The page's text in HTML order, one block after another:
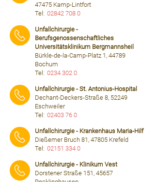
47475 Kamp-Lintfort
Tel: 02842 708 0
Unfallchirurgie -
Berufsgenossenschaftliches
Universitätsklinikum Bergmannsheil
Bürkle-de-la-Camp-Platz 1, 44789
Bochum
Tel: 0234 302 0
Unfallchirurgie - St. Antonius-Hospital
Dechant-Deckers-Straße 8, 52249
Eschweiler
Tel: 02403 76 0
Unfallchirurgie - Krankenhaus Maria-Hilf
Dießemer Bruch 81, 47805 Krefeld
Tel: 02151 334 0
Unfallchirurgie - Klinikum Vest
Dorstener Straße 151, 45657